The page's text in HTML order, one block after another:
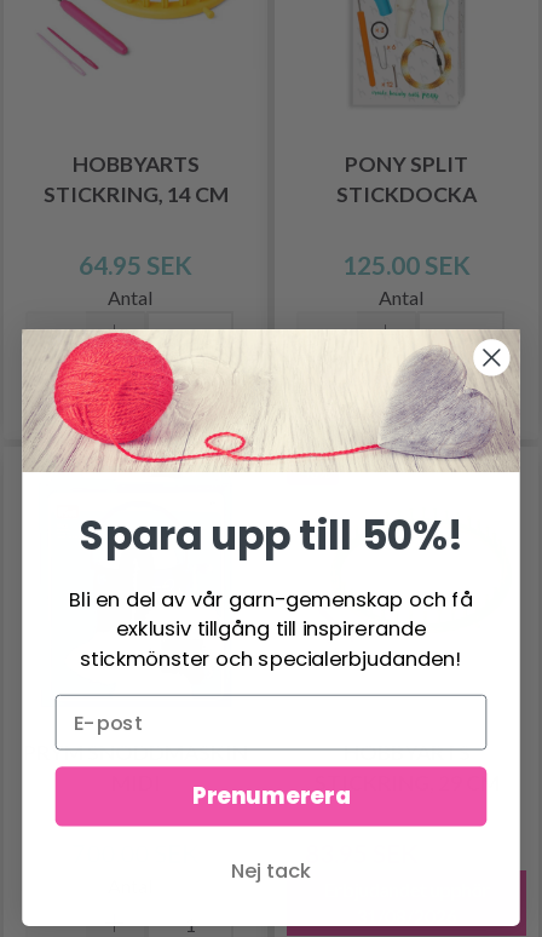
HOBBYARTS
STICKRING, 14 CM
64.95 SEK
Antal
Lägg till varukorgen
PONY SPLIT
STICKDOCKA
125.00 SEK
Antal
Lägg till varukorgen
PRYM SNODDMASKIN
-40%
HOBBYARTS
Spara upp till 50%!
Bli en del av vår garn-gemenskap och få
exklusiv tillgång till inspirerande
stickmönster och specialerbjudanden!
Prenumerera
Nej tack